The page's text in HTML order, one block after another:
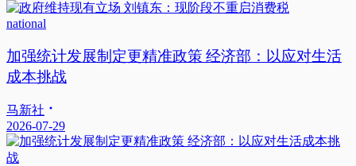
national
加强统计发展制定更精准政策 经济部：以应对生活
成本挑战
马新社
2026-07-29